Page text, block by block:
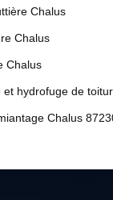
Chalus
Chalus
Chalus
et hydrofuge de
Chalus